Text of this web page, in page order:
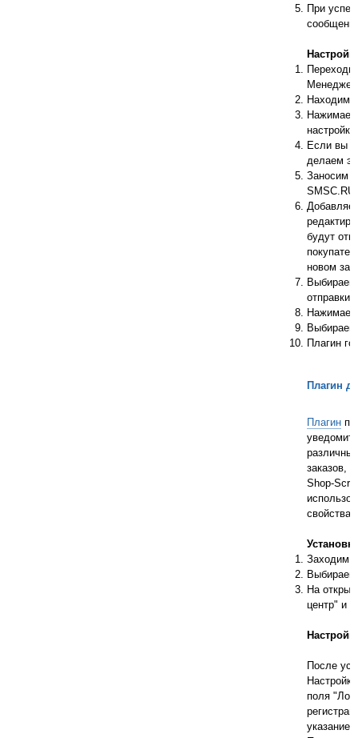
При
Менеджер
Находим
Нажимаем
настройки.
Если вы
делаем
Заносим
SMSC.RU
будут
новом
отправки
Нажимаем
Выбираем
Плагин
Плагин
Плагин
заказов,
Shop-
свойства
Заходим
На
центр" и
После
поля
указание